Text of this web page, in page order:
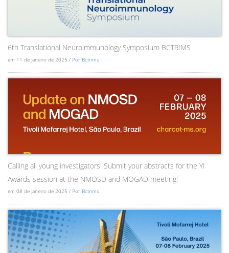
6th Translational Neuroimmunology Symposium BCTRIMS
em 11 de Janeiro de 2025 / Por Bctrims
Calling all young investigators! Submit your abstracts for the YI
Awards session at the NMOSD and MOGAD meeting!
em 08 de Janeiro de 2025 / Por Bctrims